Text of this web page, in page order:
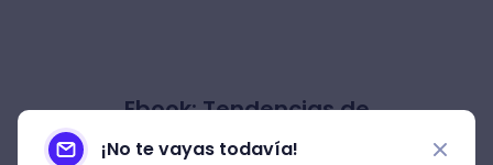
Ebook: Tendencias de
Marketing
¡No te vayas todavía!